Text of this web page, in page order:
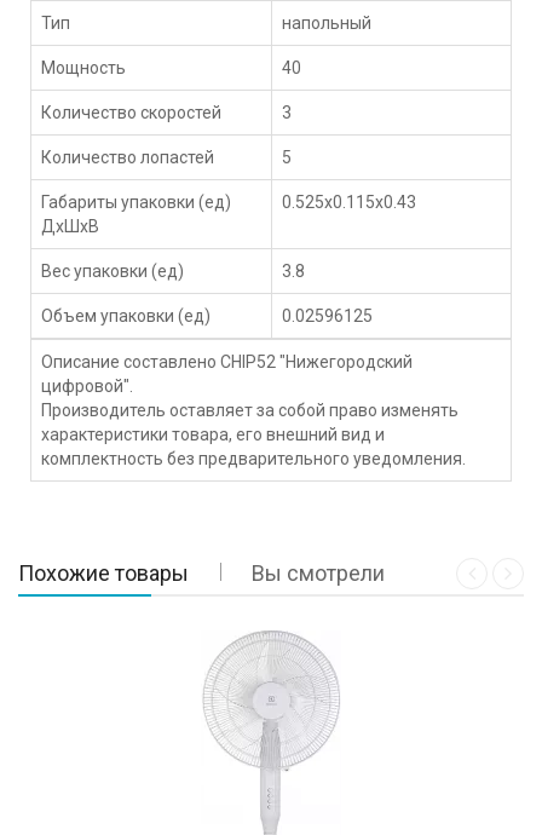
Тип напольный
Мощность 40
Количество скоростей 3
Количество лопастей 5
Габариты упаковки (ед)
ДхШхВ
0.525x0.115x0.43
Вес упаковки (ед) 3.8
Объем упаковки (ед) 0.02596125
Описание составлено CHIP52 "Нижегородский
цифровой".
Производитель оставляет за собой право изменять
характеристики товара, его внешний вид и
комплектность без предварительного уведомления.
Похожие товары Вы смотрели